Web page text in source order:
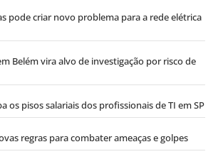
pode criar novo problema para a rede elétrica
Belém vira alvo de investigação por risco de
os pisos salariais dos profissionais de TI em SP
regras para combater ameaças e golpes